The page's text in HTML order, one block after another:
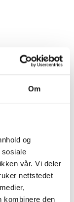
Om
og
sosiale
vår. Vi deler
nettstedet
kombinere den
Global
av de
eller